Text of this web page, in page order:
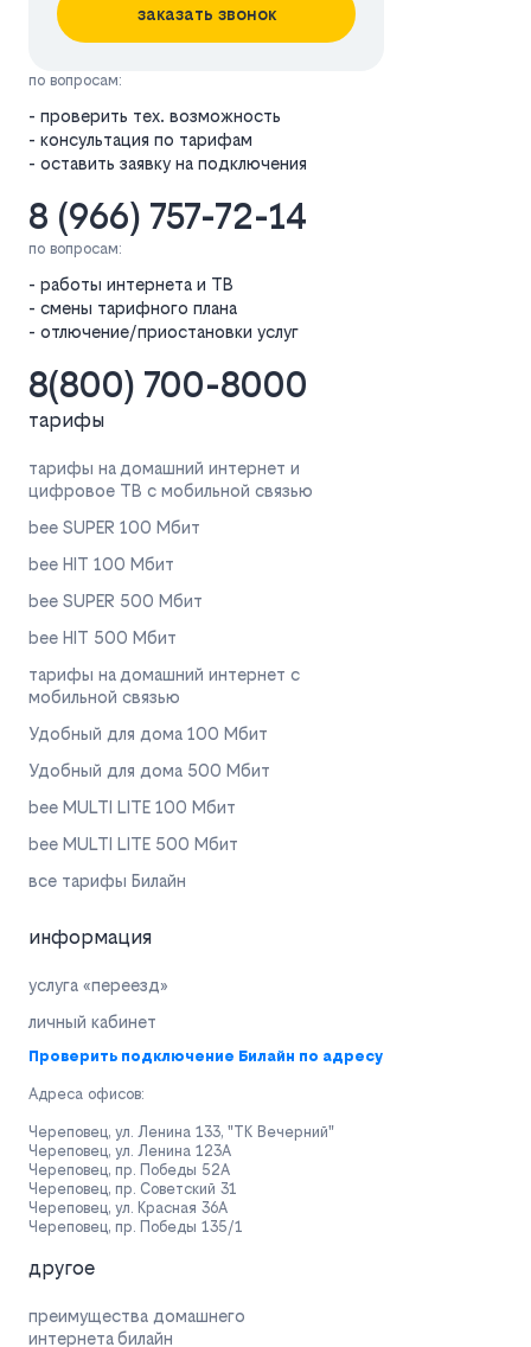
заказать звонок
по вопросам:
- проверить тех. возможность
- консультация по тарифам
- оставить заявку на подключения
8 (966) 757-72-14
по вопросам:
- работы интернета и ТВ
- смены тарифного плана
- отлючение/приостановки услуг
8(800) 700-8000
тарифы
тарифы на домашний интернет и
цифровое ТВ с мобильной связью
bee SUPER 100 Мбит
bee HIT 100 Мбит
bee SUPER 500 Мбит
bee HIT 500 Мбит
тарифы на домашний интернет с
мобильной связью
Удобный для дома 100 Мбит
Удобный для дома 500 Мбит
bee MULTI LITE 100 Мбит
bee MULTI LITE 500 Мбит
все тарифы Билайн
информация
услуга «переезд»
личный кабинет
Проверить подключение Билайн по адресу
Адреса офисов:
Череповец, ул. Ленина 133, "ТК Вечерний"
Череповец, ул. Ленина 123А
Череповец, пр. Победы 52А
Череповец, пр. Советский 31
Череповец, ул. Красная 36А
Череповец, пр. Победы 135/1
другое
преимущества домашнего
интернета билайн